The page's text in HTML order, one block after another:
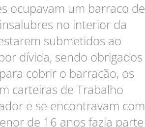
ocupavam um barraco de
no interior da
submetidos ao
dívida, sendo obrigados
cobrir o barracão, os
carteiras de Trabalho
e se encontravam com
de 16 anos fazia parte